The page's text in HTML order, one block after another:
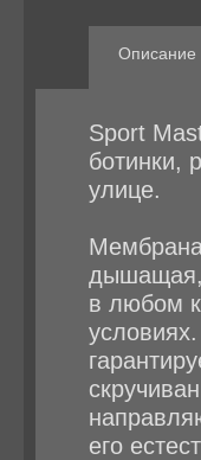
Описание
Sport
ботинки,
улице.
дышащая,
в любом
его